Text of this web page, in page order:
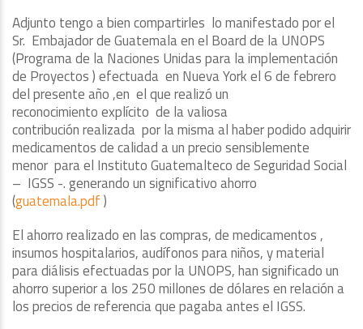
Adjunto tengo a bien compartirles lo manifestado por el
Sr. Embajador de Guatemala en el Board de la UNOPS
(Programa de la Naciones Unidas para la implementación
de Proyectos ) efectuada en Nueva York el 6 de febrero
del presente año ,en el que realizó un
reconocimiento explícito de la valiosa
contribución realizada por la misma al haber podido adquirir
medicamentos de calidad a un precio sensiblemente
menor para el Instituto Guatemalteco de Seguridad Social
– IGSS -. generando un significativo ahorro
(guatemala.pdf)
El ahorro realizado en las compras, de medicamentos ,
insumos hospitalarios, audífonos para niños, y material
para diálisis efectuadas por la UNOPS, han significado un
ahorro superior a los 250 millones de dólares en relación a
los precios de referencia que pagaba antes el IGSS.